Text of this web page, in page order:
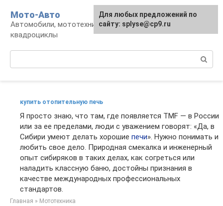
контенту
Мото-Авто
Автомобили, мототехника, снегоходы,
квадроциклы
купить отопительную печь
Я просто знаю, что там, где появляется TMF — в России
или за ее пределами, люди с уважением говорят: «Да, в
Сибири умеют делать хорошие печи». Нужно понимать и
любить свое дело. Природная смекалка и инженерный
опыт сибиряков в таких делах, как согреться или
наладить классную баню, достойны признания в
качестве международных профессиональных
стандартов.
Главная » Мототехника
Для любых предложений по
сайту: splyse@cp9.ru